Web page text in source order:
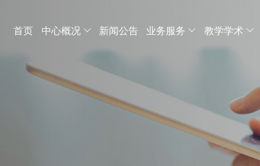
首页 中心概况 新闻公告 业务服务 教学学术